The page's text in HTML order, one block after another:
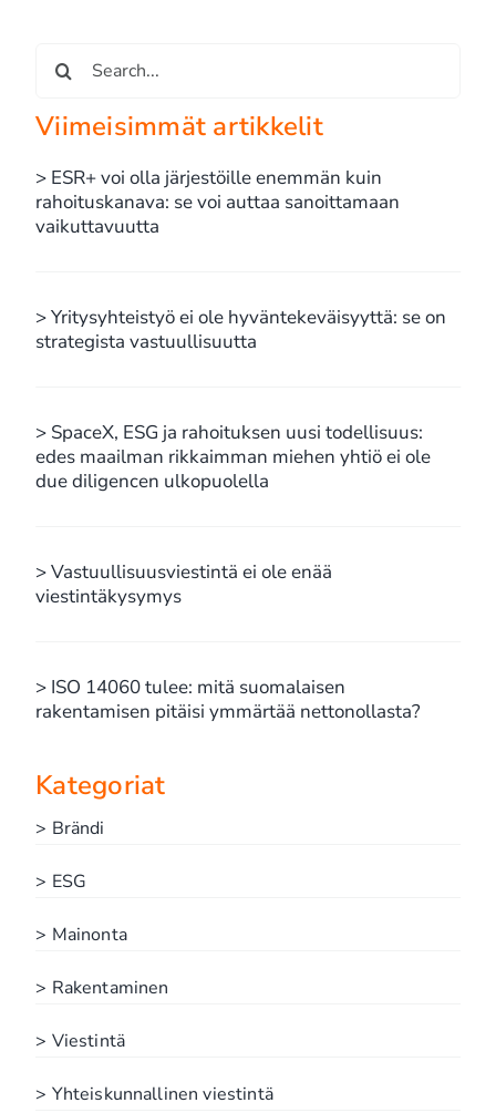
Etsi
Viimeisimmät artikkelit
> ESR+ voi olla järjestöille enemmän kuin
rahoituskanava: se voi auttaa sanoittamaan
vaikuttavuutta
> Yritysyhteistyö ei ole hyväntekeväisyyttä: se on
strategista vastuullisuutta
> SpaceX, ESG ja rahoituksen uusi todellisuus:
edes maailman rikkaimman miehen yhtiö ei ole
due diligencen ulkopuolella
> Vastuullisuusviestintä ei ole enää
viestintäkysymys
> ISO 14060 tulee: mitä suomalaisen
rakentamisen pitäisi ymmärtää nettonollasta?
Kategoriat
> Brändi
> ESG
> Mainonta
> Rakentaminen
> Viestintä
> Yhteiskunnallinen viestintä